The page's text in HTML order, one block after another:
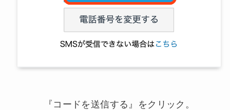
『コードを送信する』をクリック。